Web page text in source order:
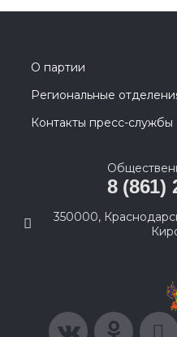
О партии
Региональные
Контакты пресс-службы
8 (861)
350000,